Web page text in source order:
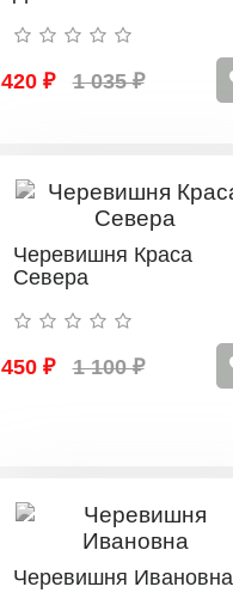
420 ₽ 1 035 ₽
Черевишня Краса
Севера
450 ₽ 1 100 ₽
Черевишня Ивановна